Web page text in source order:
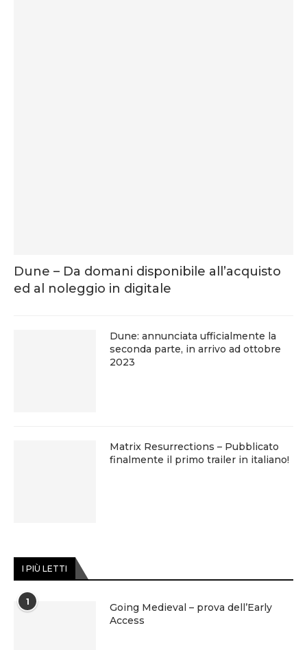
Dune – Da domani disponibile all’acquisto
ed al noleggio in digitale
Dune: annunciata ufficialmente la
seconda parte, in arrivo ad ottobre
2023
Matrix Resurrections – Pubblicato
finalmente il primo trailer in italiano!
I PIÙ LETTI
1
Going Medieval – prova dell’Early
Access